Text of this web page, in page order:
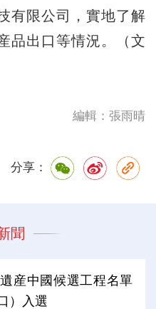
有限公司，實地了解
品出口等情況。（文
編輯：張雨晴
分享：
聞
産中國候選工程名單
）入選